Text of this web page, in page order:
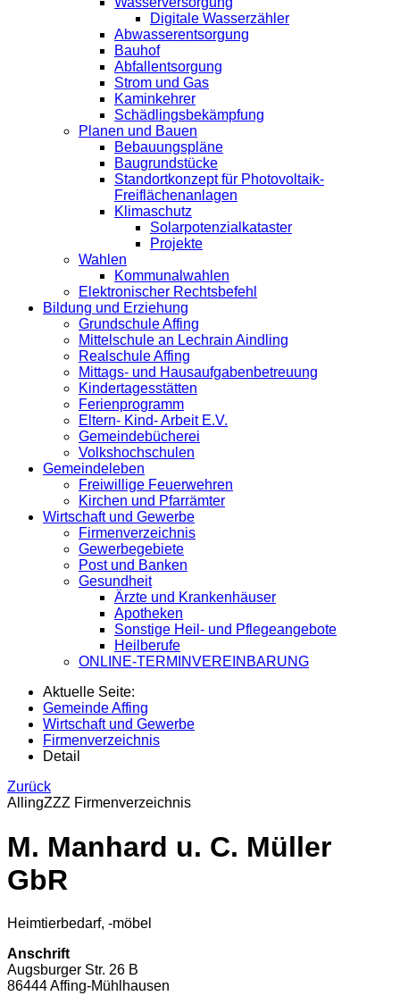
Digitale Wasserzähler
Abwasserentsorgung
Bauhof
Abfallentsorgung
Strom und Gas
Kaminkehrer
Schädlingsbekämpfung
Planen und Bauen
Bebauungspläne
Baugrundstücke
Standortkonzept für Photovoltaik-
Freiflächenanlagen
Klimaschutz
Solarpotenzialkataster
Projekte
Wahlen
Kommunalwahlen
Elektronischer Rechtsbefehl
Bildung und Erziehung
Grundschule Affing
Mittelschule an Lechrain Aindling
Realschule Affing
Mittags- und Hausaufgabenbetreuung
Kindertagesstätten
Ferienprogramm
Eltern- Kind- Arbeit E.V.
Gemeindebücherei
Volkshochschulen
Gemeindeleben
Freiwillige Feuerwehren
Kirchen und Pfarrämter
Wirtschaft und Gewerbe
Firmenverzeichnis
Gewerbegebiete
Post und Banken
Gesundheit
Ärzte und Krankenhäuser
Apotheken
Sonstige Heil- und Pflegeangebote
Heilberufe
ONLINE-TERMINVEREINBARUNG
Aktuelle Seite:
Gemeinde Affing
Wirtschaft und Gewerbe
Firmenverzeichnis
Detail
Zurück
AllingZZZ Firmenverzeichnis
M. Manhard u. C. Müller
GbR
Heimtierbedarf, -möbel
Anschrift
Augsburger Str. 26 B
86444Affing-Mühlhausen